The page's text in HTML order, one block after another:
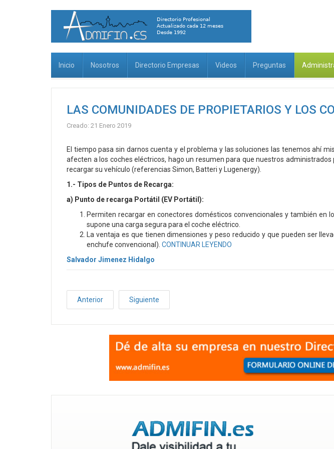
Inicio Nosotros Directorio Empresas Videos Preguntas
LAS COMUNIDADES DE PROPIETARIOS Y LOS
Creado: 21 Enero 2019
El tiempo pasa sin darnos cuenta y el problema y las soluciones las tenemos ahí
afecten a los coches eléctricos, hago un resumen para que nuestros
recargar su vehículo (referencias Simon, Batteri y Lugenergy).
1.- Tipos de Puntos de Recarga:
a) Punto de recarga Portátil (EV Portátil):
Permiten recargar en conectores domésticos convencionales y también
supone una carga segura para el coche eléctrico.
La ventaja es que tienen dimensiones y peso reducido y que pueden ser
enchufe convencional). CONTINUAR LEYENDO
Salvador Jimenez Hidalgo
Anterior Siguiente